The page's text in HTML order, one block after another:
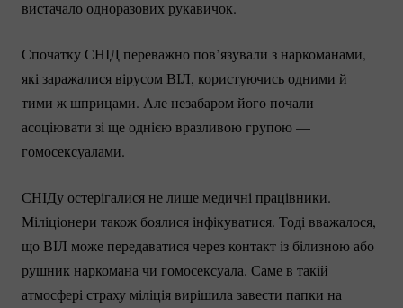
вистачало одноразових рукавичок.
Спочатку СНІД переважно пов’язували з наркоманами,
які заражалися вірусом ВІЛ, користуючись одними й
тими ж шприцами. Але незабаром його почали
асоціювати зі ще однією вразливою групою —
гомосексуалами.
СНІДу остерігалися не лише медичні працівники.
Міліціонери також боялися інфікуватися. Тоді вважалося,
що ВІЛ може передаватися через контакт із білизною або
рушник наркомана чи гомосексуала. Саме в такій
атмосфері страху міліція вирішила завести папки на